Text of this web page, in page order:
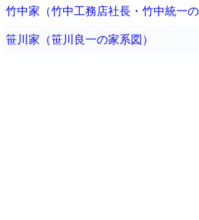
竹中家（竹中工務店社長・竹中統一の
笹川家（笹川良一の家系図）